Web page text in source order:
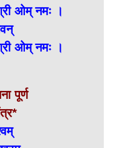
ओम् नमः ।
ओम् नमः ।
पूर्ण